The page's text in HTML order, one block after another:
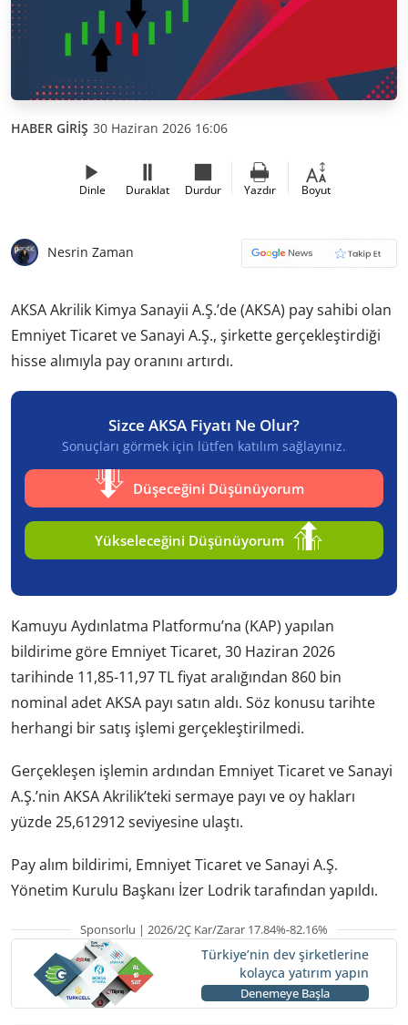
HABER GİRİŞ 30 Haziran 2026 16:06
Dinle Duraklat Durdur Yazdır Boyut
Nesrin Zaman
AKSA Akrilik Kimya Sanayii A.Ş.’de (AKSA) pay sahibi olan
Emniyet Ticaret ve Sanayi A.Ş., şirkette gerçekleştirdiği
hisse alımıyla pay oranını artırdı.
Sizce AKSA Fiyatı Ne Olur?
Sonuçları görmek için lütfen katılım sağlayınız.
Düşeceğini Düşünüyorum
Yükseleceğini Düşünüyorum
Kamuyu Aydınlatma Platformu’na (KAP) yapılan
bildirime göre Emniyet Ticaret, 30 Haziran 2026
tarihinde 11,85-11,97 TL fiyat aralığından 860 bin
nominal adet AKSA payı satın aldı. Söz konusu tarihte
herhangi bir satış işlemi gerçekleştirilmedi.
Gerçekleşen işlemin ardından Emniyet Ticaret ve Sanayi
A.Ş.’nin AKSA Akrilik’teki sermaye payı ve oy hakları
yüzde 25,612912 seviyesine ulaştı.
Pay alım bildirimi, Emniyet Ticaret ve Sanayi A.Ş.
Yönetim Kurulu Başkanı İzer Lodrik tarafından yapıldı.
Sponsorlu | 2026/2Ç Kar/Zarar 17.84%-82.16%
Türkiye’nin dev şirketlerine
kolayca yatırım yapın
Denemeye Başla